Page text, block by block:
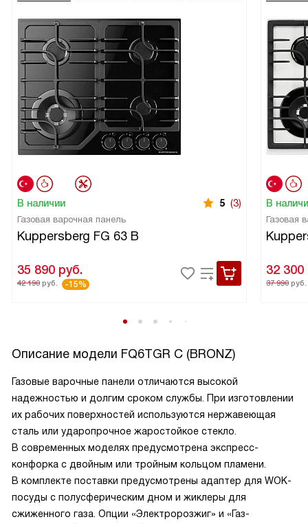
В наличии 5 (3)
Газовая варочная панель
Kuppersberg FG 63 B
35 890 руб.
42 190 руб. -15%
В
Газовая
32 300
37 990руб.
Описание модели FQ6TGR C (BRONZ)
Газовые варочные панели отличаются высокой
надежностью и долгим сроком службы. При изготовлении
их рабочих поверхностей используются нержавеющая
сталь или ударопрочное жаростойкое стекло.
В современных моделях предусмотрена экспресс-
конфорка с двойным или тройным кольцом пламени.
В комплекте поставки предусмотрены адаптер для WOK-
посуды с полусферическим дном и жиклеры для
сжиженного газа. Опции «Электророзжиг» и «Газ-